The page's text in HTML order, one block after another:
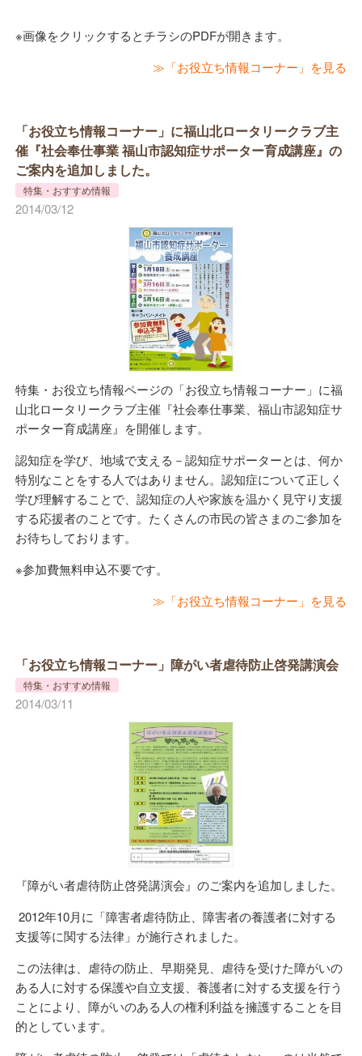
※画像をクリックするとチラシのPDFが開きます。
≫「お役立ち情報コーナー」を見る
「お役立ち情報コーナー」に福山北ロータリークラブ主
催『社会奉仕事業 福山市認知症サポーター育成講座』の
ご案内を追加しました。
特集・おすすめ情報
2014/03/12
特集・お役立ち情報ページの「お役立ち情報コーナー」に福
山北ロータリークラブ主催『社会奉仕事業、福山市認知症サ
ポーター育成講座』を開催します。
認知症を学び、地域で支える－認知症サポーターとは、何か
特別なことをする人ではありません。認知症について正しく
学び理解することで、認知症の人や家族を温かく見守り支援
する応援者のことです。たくさんの市民の皆さまのご参加を
お待ちしております。
※参加費無料申込不要です。
≫「お役立ち情報コーナー」を見る
「お役立ち情報コーナー」障がい者虐待防止啓発講演会
特集・おすすめ情報
2014/03/11
『障がい者虐待防止啓発講演会』のご案内を追加しました。
2012年10月に「障害者虐待防止、障害者の養護者に対する
支援等に関する法律」が施行されました。
この法律は、虐待の防止、早期発見、虐待を受けた障がいの
ある人に対する保護や自立支援、養護者に対する支援を行う
ことにより、障がいのある人の権利利益を擁護することを目
的としています。